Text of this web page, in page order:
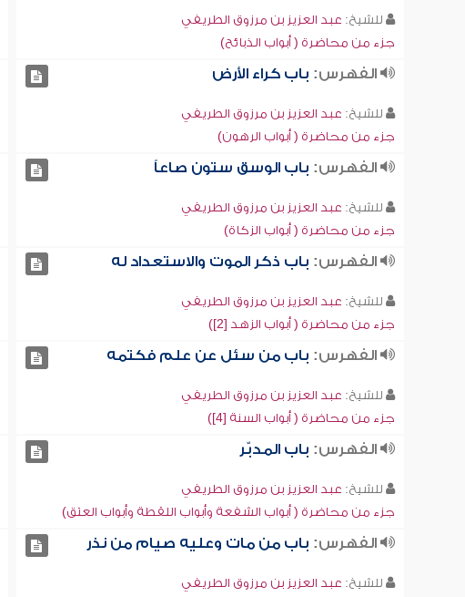
للشيخ: عبد العزيز بن مرزوق الطريفي
جزء من محاضرة ( أبواب الذبائح)
الفهرس: باب كراء الأرض
للشيخ: عبد العزيز بن مرزوق الطريفي
جزء من محاضرة ( أبواب الرهون)
الفهرس: باب الوسق ستون صاعاً
للشيخ: عبد العزيز بن مرزوق الطريفي
جزء من محاضرة ( أبواب الزكاة)
الفهرس: باب ذكر الموت والاستعداد له
للشيخ: عبد العزيز بن مرزوق الطريفي
جزء من محاضرة ( أبواب الزهد [2])
الفهرس: باب من سئل عن علم فكتمه
للشيخ: عبد العزيز بن مرزوق الطريفي
جزء من محاضرة ( أبواب السنة [4])
الفهرس: باب المدبّر
للشيخ: عبد العزيز بن مرزوق الطريفي
جزء من محاضرة ( أبواب الشفعة وأبواب اللقطة وأبواب العتق)
الفهرس: باب من مات وعليه صيام من نذر
للشيخ: عبد العزيز بن مرزوق الطريفي